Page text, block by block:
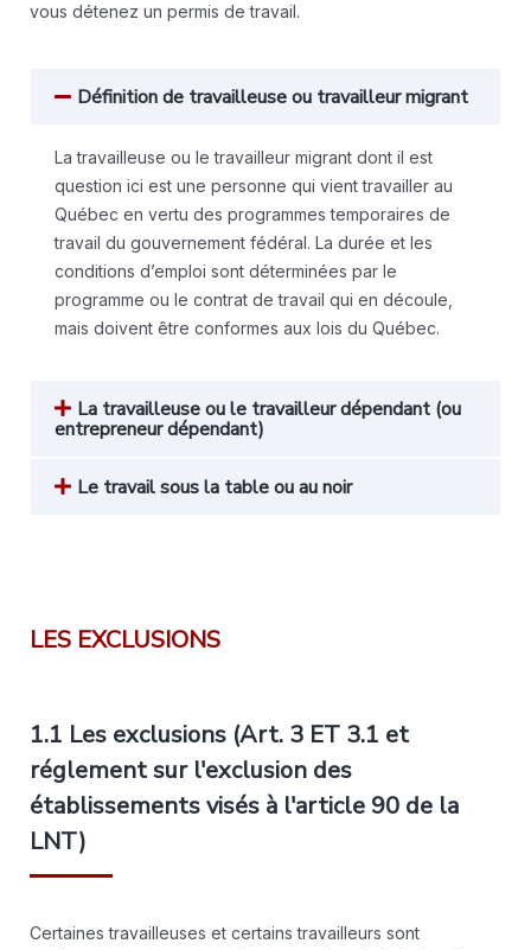
vous détenez un permis de travail.
Définition de travailleuse ou travailleur migrant
La travailleuse ou le travailleur migrant dont il est
question ici est une personne qui vient travailler au
Québec en vertu des programmes temporaires de
travail du gouvernement fédéral. La durée et les
conditions d’emploi sont déterminées par le
programme ou le contrat de travail qui en découle,
mais doivent être conformes aux lois du Québec.
La travailleuse ou le travailleur dépendant (ou
entrepreneur dépendant)
Le travail sous la table ou au noir
LES EXCLUSIONS
1.1 Les exclusions (Art. 3 ET 3.1 et
réglement sur l'exclusion des
établissements visés à l'article 90 de la
LNT)
Certaines travailleuses et certains travailleurs sont